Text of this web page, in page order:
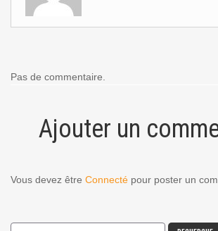
Pas de commentaire.
Ajouter un
Vous devez être Connecté pour poster un